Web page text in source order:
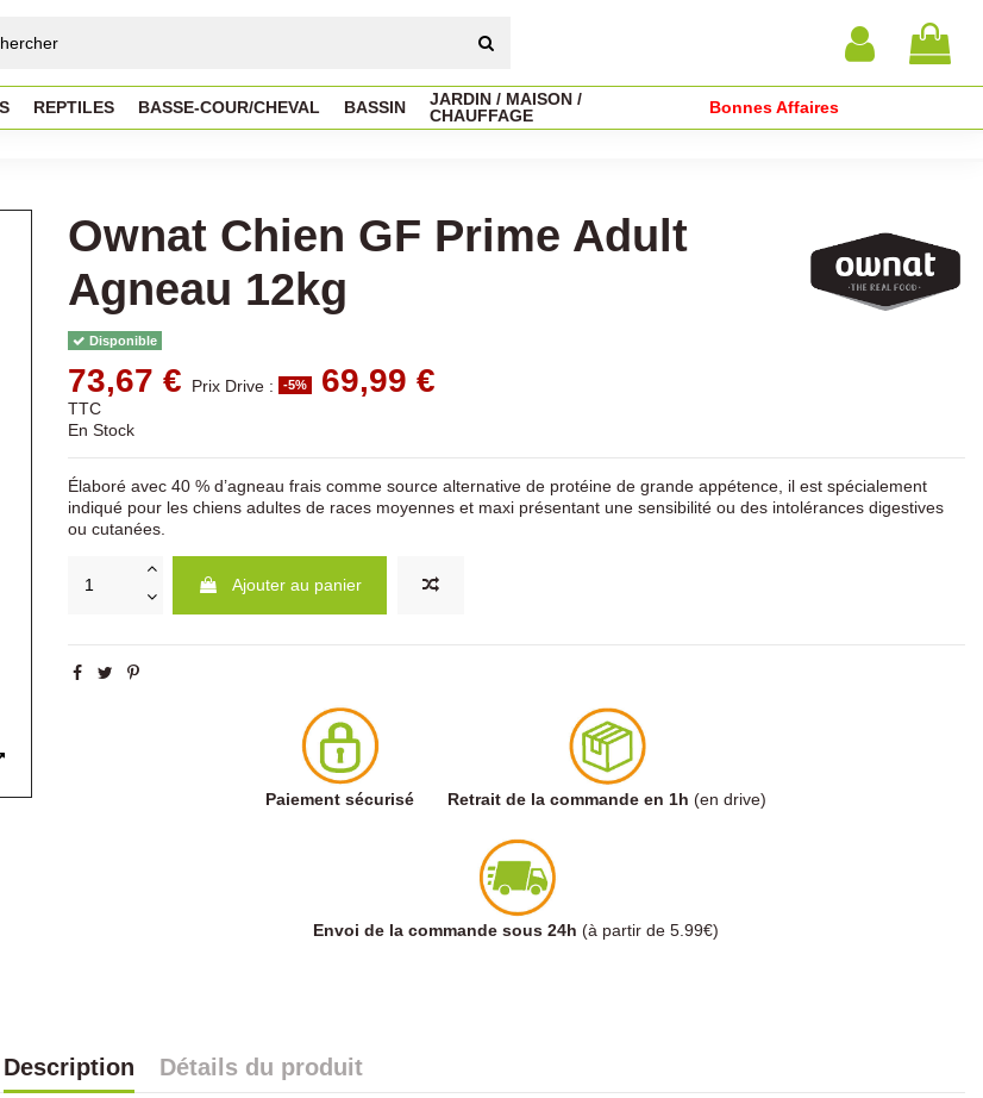
REPTILES BASSE-COUR/CHEVAL BASSIN
JARDIN / MAISON /
CHAUFFAGE
Bonnes Affaires
Ownat Chien GF Prime Adult
Agneau 12kg
Disponible
73,67 € Prix Drive : -5% 69,99 €
TTC
En Stock
Élaboré avec 40 % d’agneau frais comme source alternative de protéine de grande appétence, il est spécialement
indiqué pour les chiens adultes de races moyennes et maxi présentant une sensibilité ou des intolérances digestives
ou cutanées.
Ajouter au panier
Paiement sécurisé Retrait de la commande en 1h (en drive)
Envoi de la commande sous 24h (à partir de 5.99€)
Description Détails du produit